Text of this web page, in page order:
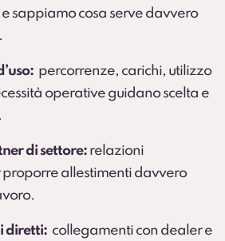
– Noleggio senza sorprese
del vano di carico e sulle parti
chenon sono coperte dalla
e sappiamo cosa serve davvero
percorrenze, carichi, utilizzo
operative guidano scelta e
di settore: relazioni
proporre allestimenti davvero
diretti: collegamenti con dealer e